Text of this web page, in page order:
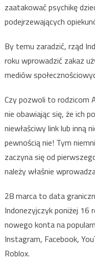
zaatakować psychikę
podejrzewających
By temu zaradzić, rząd
roku wprowadzić zakaz
mediów
Czy pozwoli to rodzicom
nie obawiając się, że ich
niewłaściwy link lub inną
pewnością nie! Tym
zaczyna się od
należy właśnie
28 marca to data
Indonezyjczyk poniżej 16
nowego konta na
Instagram, Facebook,
Roblox.